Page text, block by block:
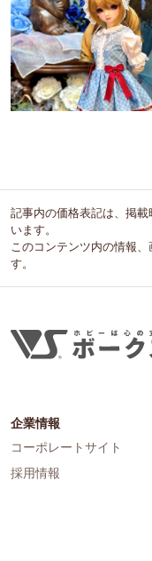
記事内の価格表記は、掲
います。
このコンテンツ内の情報
す。
企業情報
コーポレートサイト
採用情報